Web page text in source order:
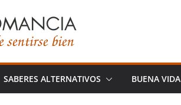
SABERES ALTERNATIVOS BUENA VIDA